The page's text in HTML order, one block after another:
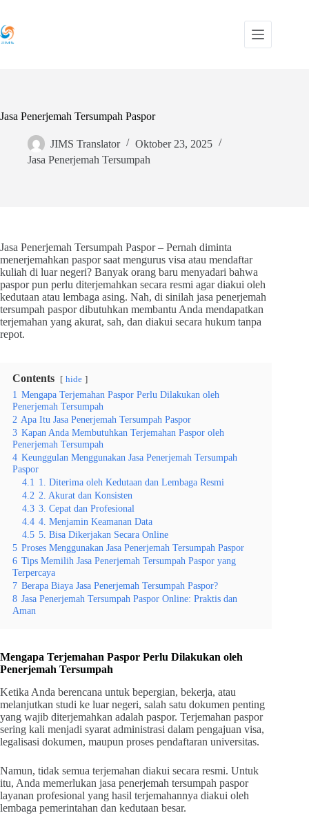
content
Jasa Penerjemah Tersumpah Paspor
JIMS Translator
Oktober 23, 2025
Jasa Penerjemah Tersumpah
Jasa Penerjemah Tersumpah Paspor – Pernah diminta
menerjemahkan paspor saat mengurus visa atau mendaftar
kuliah di luar negeri? Banyak orang baru menyadari bahwa
paspor pun perlu diterjemahkan secara resmi agar diakui oleh
kedutaan atau lembaga asing. Nah, di sinilah jasa penerjemah
tersumpah paspor dibutuhkan membantu Anda mendapatkan
terjemahan yang akurat, sah, dan diakui secara hukum tanpa
repot.
Contents hide
1 Mengapa Terjemahan Paspor Perlu Dilakukan oleh
Penerjemah Tersumpah
2 Apa Itu Jasa Penerjemah Tersumpah Paspor
3 Kapan Anda Membutuhkan Terjemahan Paspor oleh
Penerjemah Tersumpah
4 Keunggulan Menggunakan Jasa Penerjemah Tersumpah
Paspor
4.1 1. Diterima oleh Kedutaan dan Lembaga Resmi
4.2 2. Akurat dan Konsisten
4.3 3. Cepat dan Profesional
4.4 4. Menjamin Keamanan Data
4.5 5. Bisa Dikerjakan Secara Online
5 Proses Menggunakan Jasa Penerjemah Tersumpah Paspor
6 Tips Memilih Jasa Penerjemah Tersumpah Paspor yang
Terpercaya
7 Berapa Biaya Jasa Penerjemah Tersumpah Paspor?
8 Jasa Penerjemah Tersumpah Paspor Online: Praktis dan
Aman
Mengapa Terjemahan Paspor Perlu Dilakukan oleh
Penerjemah Tersumpah
Ketika Anda berencana untuk bepergian, bekerja, atau
melanjutkan studi ke luar negeri, salah satu dokumen penting
yang wajib diterjemahkan adalah paspor. Terjemahan paspor
sering kali menjadi syarat administrasi dalam pengajuan visa,
legalisasi dokumen, maupun proses pendaftaran universitas.
Namun, tidak semua terjemahan diakui secara resmi. Untuk
itu, Anda memerlukan jasa penerjemah tersumpah paspor
layanan profesional yang hasil terjemahannya diakui oleh
lembaga pemerintahan dan kedutaan besar.